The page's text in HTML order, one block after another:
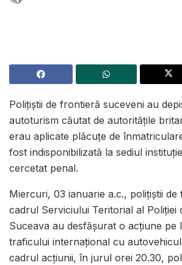
Poliţiştii de frontieră suceveni au
autoturism căutat de autoritățile
erau aplicate plăcuțe de
fost indisponibilizată la sediul
cercetat penal.
Miercuri, 03 ianuarie a.c., polițiștii de
cadrul Serviciului Teritorial al Poliției
Suceava au desfășurat o acțiune pe
traficului internațional cu
cadrul acțiunii, în jurul orei 20.30,